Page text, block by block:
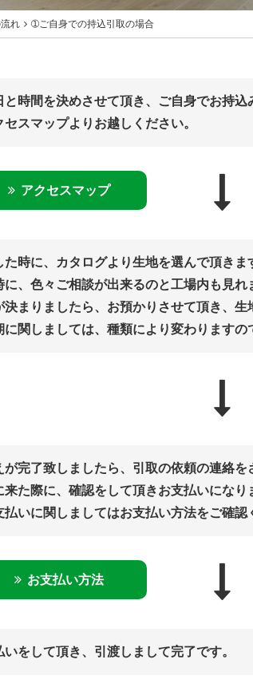
れ ➀ご自身での持込引取の場合
と時間を決めさせて頂き、ご自身でお持込
スマップよりお越しください。
アクセスマップ
た時に、カタログより生地を選んで頂きま
に、色々ご相談が出来るのと工場内も見
決まりましたら、お預かりさせて頂き、生
関しましては、種類により変わりますの
が完了致しましたら、引取の依頼の連絡を
来た際に、確認をして頂きお支払いになり
いに関しましてはお支払い方法をご確認
お支払い方法
いをして頂き、引渡しまして完了です。